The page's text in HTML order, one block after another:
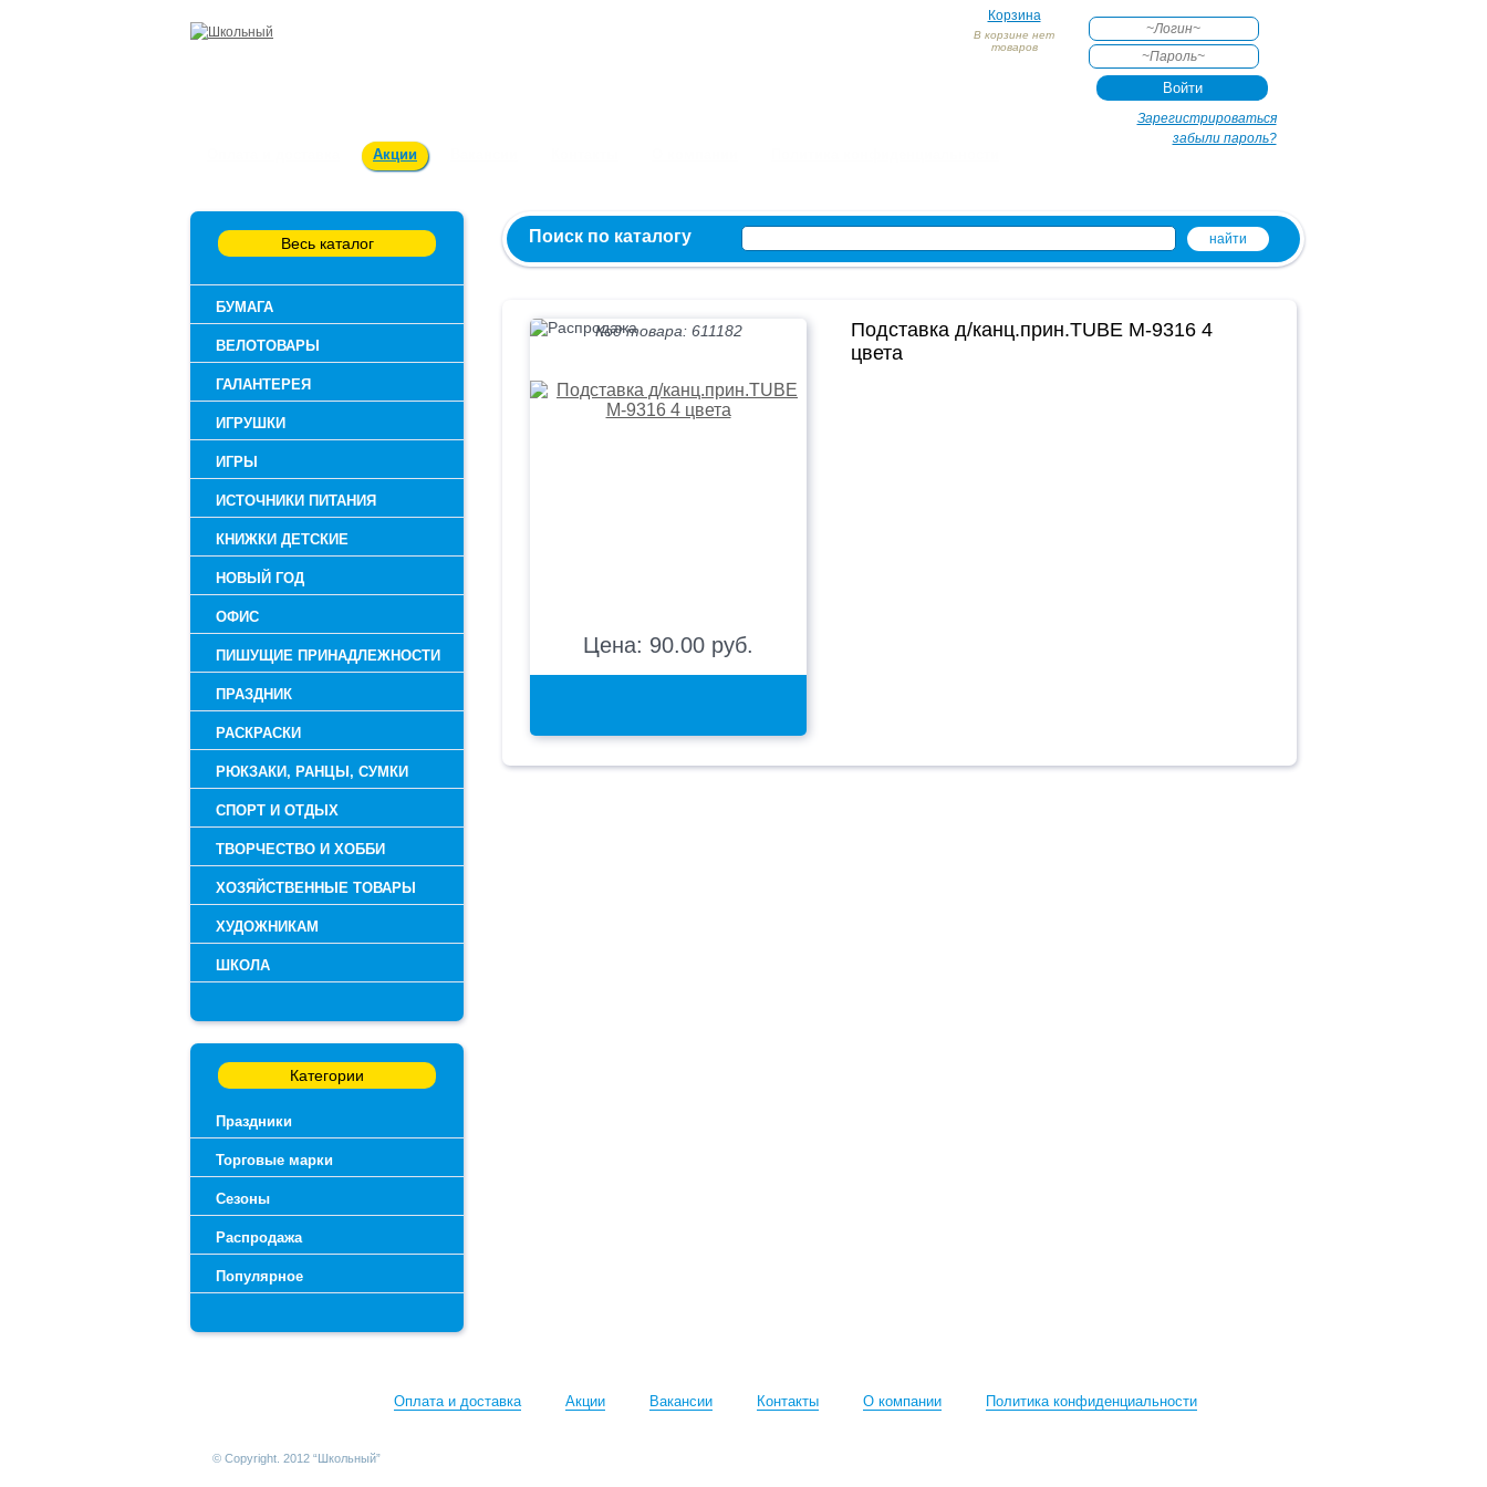
Корзина
В корзине нет
товаров
Зарегистрироваться
забыли пароль?
Акции
Весь каталог
БУМАГА
ВЕЛОТОВАРЫ
ГАЛАНТЕРЕЯ
ИГРУШКИ
ИГРЫ
ИСТОЧНИКИ ПИТАНИЯ
КНИЖКИ ДЕТСКИЕ
НОВЫЙ ГОД
ОФИС
ПИШУЩИЕ ПРИНАДЛЕЖНОСТИ
ПРАЗДНИК
РАСКРАСКИ
РЮКЗАКИ, РАНЦЫ, СУМКИ
СПОРТ И ОТДЫХ
ТВОРЧЕСТВО И ХОББИ
ХОЗЯЙСТВЕННЫЕ ТОВАРЫ
ХУДОЖНИКАМ
ШКОЛА
Категории
Праздники
Торговые марки
Сезоны
Распродажа
Популярное
Поиск по каталогу
Код товара: 611182
Цена: 90.00 руб.
Подставка д/канц.прин.TUBE M-9316 4
цвета
Оплата и доставка Акции Вакансии Контакты О компании Политика конфиденциальности
© Copyright. 2012 “Школьный”